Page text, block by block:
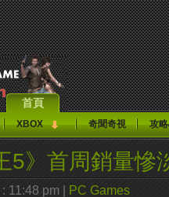
首頁
XBOX 奇聞奇視 攻
5》首周銷量慘
11:48 pm | PC Games